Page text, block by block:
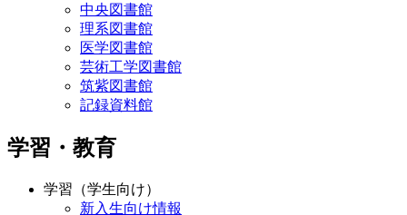
中央図書館
理系図書館
医学図書館
芸術工学図書館
筑紫図書館
記録資料館
学習・教育
学習（学生向け）
新入生向け情報